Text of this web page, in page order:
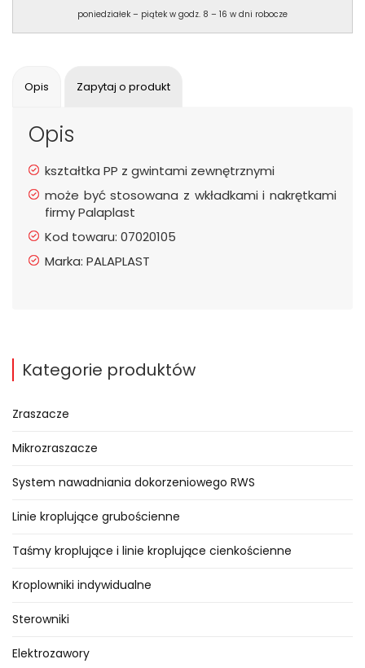
poniedziałek – piątek w godz. 8 – 16 w dni robocze
Opis Zapytaj o produkt
Opis
kształtka PP z gwintami zewnętrznymi
może być stosowana z wkładkami i nakrętkami
firmy Palaplast
Kod towaru: 07020105
Marka: PALAPLAST
Kategorie produktów
Zraszacze
Mikrozraszacze
System nawadniania dokorzeniowego RWS
Linie kroplujące grubościenne
Taśmy kroplujące i linie kroplujące cienkościenne
Kroplowniki indywidualne
Sterowniki
Elektrozawory